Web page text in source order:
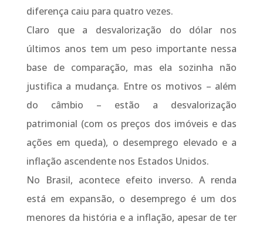
diferença caiu para quatro vezes.
Claro que a desvalorização do dólar nos
últimos anos tem um peso importante nessa
base de comparação, mas ela sozinha não
justifica a mudança. Entre os motivos – além
do câmbio – estão a desvalorização
patrimonial (com os preços dos imóveis e das
ações em queda), o desemprego elevado e a
inflação ascendente nos Estados Unidos.
No Brasil, acontece efeito inverso. A renda
está em expansão, o desemprego é um dos
menores da história e a inflação, apesar de ter